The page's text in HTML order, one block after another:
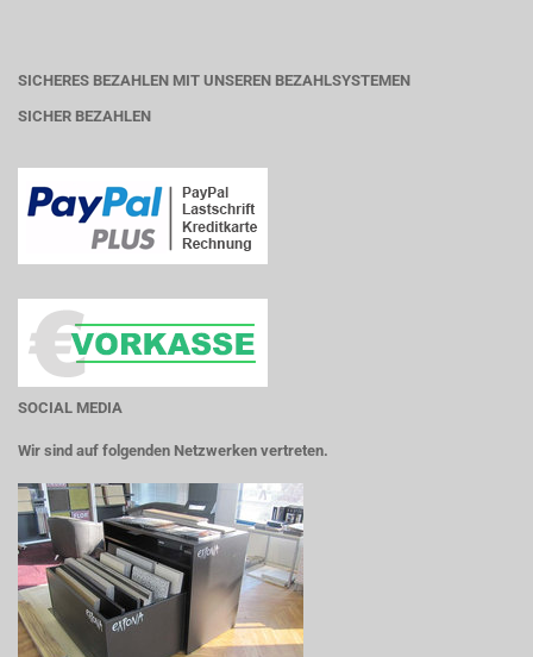
SICHERES BEZAHLEN MIT UNSEREN BEZAHLSYSTEMEN
SICHER BEZAHLEN
SOCIAL MEDIA
Wir sind auf folgenden Netzwerken vertreten.